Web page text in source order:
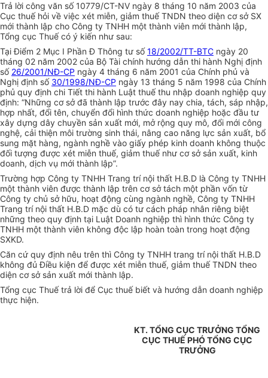
Trả lời công văn số 10779/CT-NV ngày 8 tháng 10 năm 2003 của
Cục thuế hỏi về việc xét miễn, giảm thuế TNDN theo diện cơ sở SX
mới thành lập cho Công ty TNHH một thành viên mới thành lập,
Tổng cục Thuế có ý kiến như sau:
Tại Điểm 2 Mục I Phần Đ Thông tư số18/2002/TT-BTC ngày 20
tháng 02 năm 2002 của Bộ Tài chính hướng dẫn thi hành Nghị định
số 26/2001/NĐ-CP ngày 4 tháng 6 năm 2001 của Chính phủ và
Nghị định số 30/1998/NĐ-CP ngày 13 tháng 5 năm 1998 của Chính
phủ quy định chi Tiết thi hành Luật thuế thu nhập doanh nghiệp quy
định: “Những cơ sở đã thành lập trước đây nay chia, tách, sáp nhập,
hợp nhất, đổi tên, chuyển đổi hình thức doanh nghiệp hoặc đầu tư
xây dựng dây chuyền sản xuất mới, mở rộng quy mô, đổi mới công
nghệ, cải thiện môi trường sinh thái, nâng cao năng lực sản xuất, bổ
sung mặt hàng, ngành nghề vào giấy phép kinh doanh không thuộc
đối tượng được xét miễn thuế, giảm thuế như cơ sở sản xuất, kinh
doanh, dịch vụ mới thành lập”.
Trường hợp Công ty TNHH Trang trí nội thất H.B.D là Công ty TNHH
một thành viên được thành lập trên cơ sở tách một phần vốn từ
Công ty chủ sở hữu, hoạt động cùng ngành nghề, Công ty TNHH
Trang trí nội thất H.B.D mặc dù có tư cách pháp nhân riêng biệt
những theo quy định tại Luật Doanh nghiệp thì hình thức Công ty
TNHH một thành viên không độc lập hoàn toàn trong hoạt động
SXKD.
Căn cứ quy định nêu trên thì Công ty TNHH trang trí nội thất H.B.D
không đủ Điều kiện để được xét miễn thuế, giảm thuế TNDN theo
diện cơ sở sản xuất mới thành lập.
Tổng cục Thuế trả lời để Cục thuế biết và hướng dẫn doanh nghiệp
thực hiện.
KT. TỔNG CỤC TRƯỞNG TỔNG
CỤC THUẾ PHÓ TỔNG CỤC
TRƯỞNG